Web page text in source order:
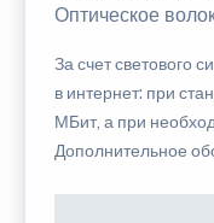
Оптическое
За счет светового
в интернет: при
МБит, а при
Дополнительное